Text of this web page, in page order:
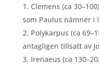
Clemens (ca
som Paulus nämner i
Polykarpus (ca
antagligen tillsatt av
Irenaeus (ca